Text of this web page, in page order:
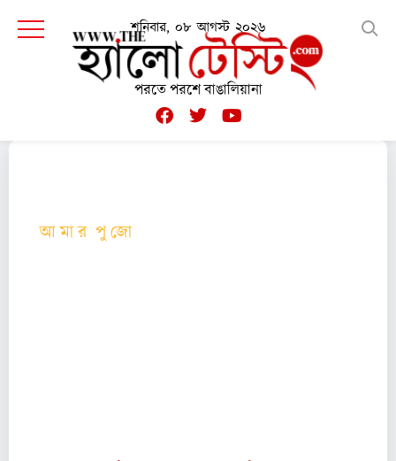
শনিবার, ০৮ আগস্ট ২০২৬
পরতে পরশে বাঙালিয়ানা
আ মা র পু জো